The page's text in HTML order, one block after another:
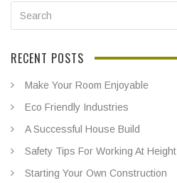
RECENT POSTS
Make Your Room Enjoyable
Eco Friendly Industries
A Successful House Build
Safety Tips For Working At Height
Starting Your Own Construction